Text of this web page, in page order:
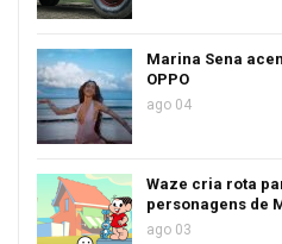
Marina Sena
OPPO
ago 04
Waze cria rota
personagens de
ago 03